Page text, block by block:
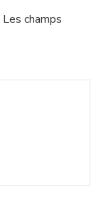
Les champs